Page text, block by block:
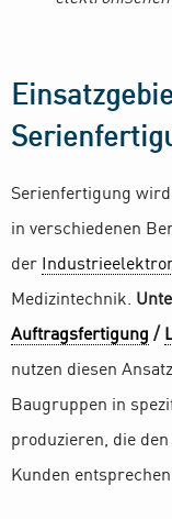
Serienfertigung
in verschiedenen
der
Medizintechnik.
Auftragsfertigung /
nutzen diesen
Baugruppen in
produzieren, die
Kunden